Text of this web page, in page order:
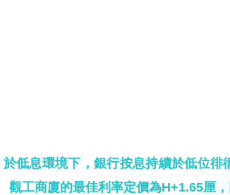
於低息環境下，銀行按息持續於低位徘
觀工商廈的最佳利率定價為H+1.65厘，